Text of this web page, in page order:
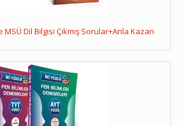
MSÜ Dil Bilgisi Çıkmış Sorular+Anla Kazan